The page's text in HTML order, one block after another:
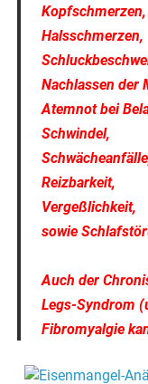
Kopfschmerzen,
Halsschmerzen,
Nachlassen der
Atemnot bei
Schwindel,
Reizbarkeit,
Vergeßlichkeit,
sowie
Auch der
Legs-Syndrom
Fibromyalgie